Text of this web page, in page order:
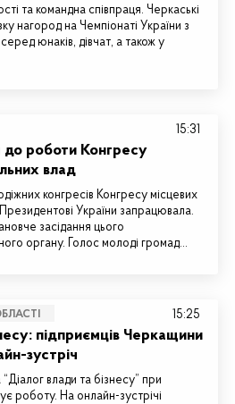
та командна співпраця. Черкаські
нагород на Чемпіонаті України з
юнаків, дівчат, а також у
роботи Конгресу
влад
конгресів Конгресу місцевих
України запрацювала.
засідання цього
органу. Голос молоді громад…
15:31
підприємців Черкащини
зустріч
влади та бізнесу” при
роботу. На онлайн-зустрічі
15:25